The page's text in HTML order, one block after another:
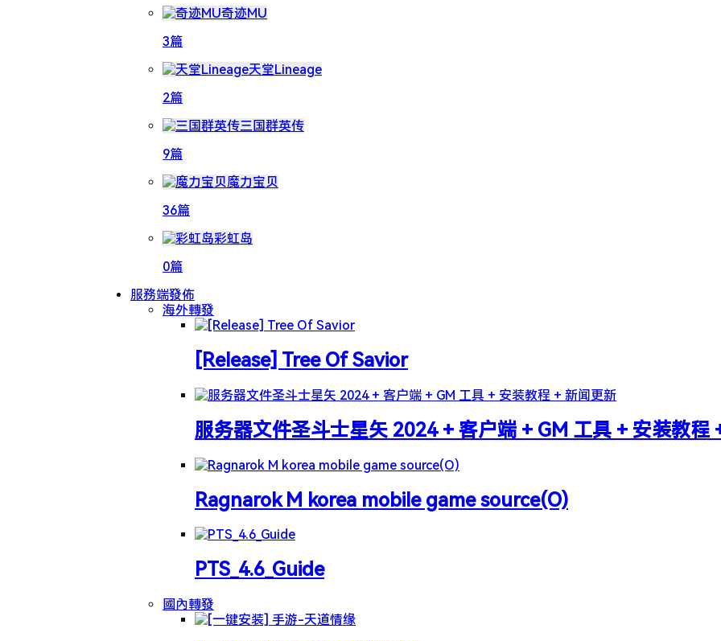
奇迹MU
3篇
天堂Lineage
2篇
三国群英传
9篇
魔力宝贝
36篇
彩虹岛
0篇
服務端發佈
海外轉發
[Release] Tree Of Savior
服务器文件圣斗士星矢 2024 + 客户端 + GM 工具 + 安装教程
Ragnarok M korea mobile game source(O)
PTS_4.6_Guide
國內轉發